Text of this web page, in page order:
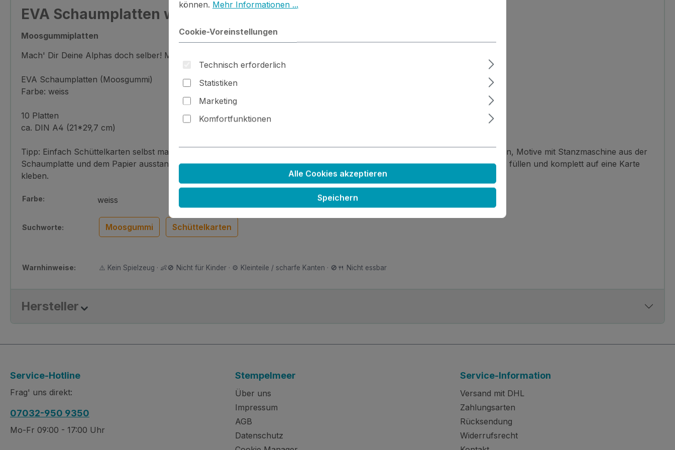
EVA Schaumplatten weiss (10)
Moosgummiplatten
Mach' Dir Deine Alphas doch selber! Moosgummi lässt sich prima mit Stanzen und der Big Shot ausstanzen.
EVA Schaumplatten (Moosgummi)
Farbe: weiss
10 Platten
ca. DIN A4 (21*29,7 cm)
Tipp: Einfach Schüttelkarten selbst machen: Platte und Motivpapier (als Abdeckung) etwas kleiner als Kartengröße zuschneiden, Motive mit Stanzmaschine aus der
Schaumplatte und dem Papier ausstanzen, Papier rückseitig mit Folie bekleben, Schaumplatte aufkleben, Löcher mit Flitter etc. füllen und komplett auf eine Karte
kleben.
Farbe: weiss
Suchworte: Moosgummi Schüttelkarten
Warnhinweise: ⚠️ Kein Spielzeug · 👶🚫 Nicht für Kinder · ⚙️ Kleinteile / scharfe Kanten · 🚫🍴 Nicht essbar
Hersteller
Service-Hotline
Frag' uns direkt:
07032-950 9350
Mo-Fr 09:00 - 17:00 Uhr
Stempelmeer
Über uns
Impressum
AGB
Datenschutz
Service-Information
Versand mit DHL
Zahlungsarten
Rücksendung
Widerrufsrecht
können. Mehr Informationen ...
Cookie-Voreinstellungen
Technisch erforderlich
Statistiken
Marketing
Komfortfunktionen
Alle Cookies akzeptieren
Speichern